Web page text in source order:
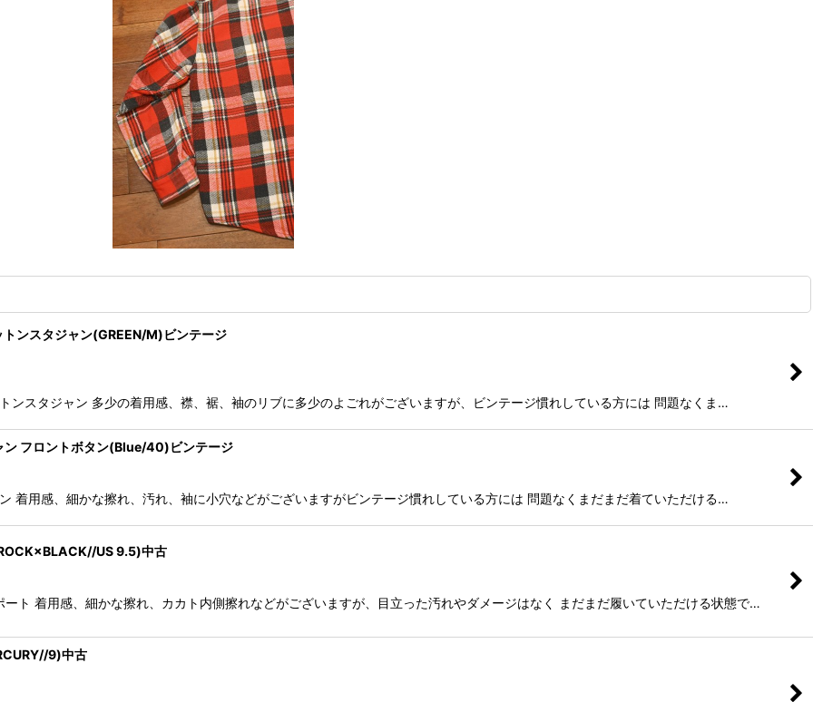
ンスタジャン(GREEN/M)ビンテージ
スタジャン 多少の着用感、襟、裾、袖のリブに多少のよごれがございますが、ビンテージ慣れしている方には 問題なくま…
フロントボタン(Blue/40)ビンテージ
着用感、細かな擦れ、汚れ、袖に小穴などがございますがビンテージ慣れしている方には 問題なくまだまだ着ていただける…
US 9.5)中古
ト 着用感、細かな擦れ、カカト内側擦れなどがございますが、目立った汚れやダメージはなく まだまだ履いていただける状態で…
9)中古